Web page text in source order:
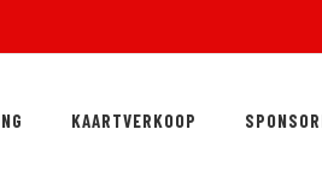
KAARTVERKOOP